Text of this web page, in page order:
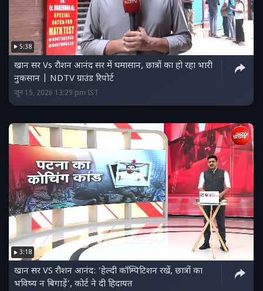
5:38
खान सर Vs रौशन आनंद सर में घमासान, छात्रों का हो रहा भारी
नुकसान | NDTV ग्राउंड रिपोर्ट
जून 15, 2026 13:29 pm IST
3:18
खान सर VS रौशन आनंद: 'हेल्दी कॉम्पिटिशन रखें, छात्रों का
भविष्य न बिगाड़ें', कोर्ट ने दी हिदायत